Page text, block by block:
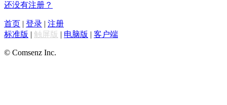
还没有注册？
首页 | 登录 | 注册
标准版 | 触屏版 | 电脑版 | 客户端
© Comsenz Inc.